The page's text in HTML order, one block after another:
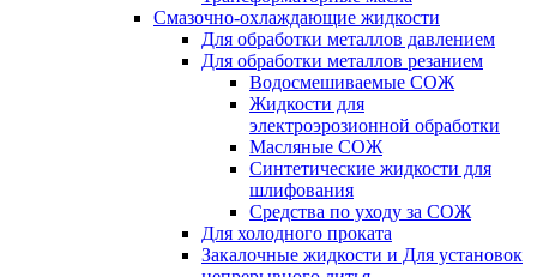
Смазочно-охлаждающие жидкости
Для обработки металлов давлением
Для обработки металлов резанием
Водосмешиваемые СОЖ
Жидкости для
электроэрозионной обработки
Масляные СОЖ
Синтетические жидкости для
шлифования
Средства по уходу за СОЖ
Для холодного проката
Закалочные жидкости и Для установок